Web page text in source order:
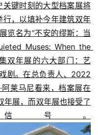
键时刻的大型档案展将
，以填补今年建筑双年
览名为“不安的缪斯：当
Muses: When the
双年展的六大部门：艺
剧。在总负责人、2022
莱马尼看来，档案展在
年展，而双年展也接受了
号。